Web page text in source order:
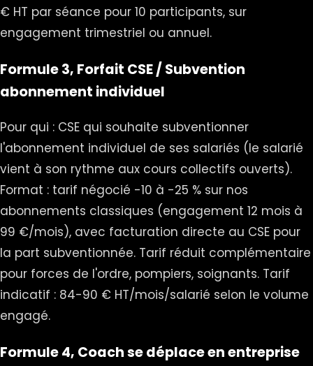
€ HT par séance pour 10 participants, sur
engagement trimestriel ou annuel.
Formule 3, Forfait CSE / Subvention
abonnement individuel
Pour qui : CSE qui souhaite subventionner
l'abonnement individuel de ses salariés (le salarié
vient à son rythme aux cours collectifs ouverts).
Format : tarif négocié -10 à -25 % sur nos
abonnements classiques (engagement 12 mois à
99 €/mois), avec facturation directe au CSE pour
la part subventionnée. Tarif réduit complémentaire
pour forces de l'ordre, pompiers, soignants. Tarif
indicatif : 84-90 € HT/mois/salarié selon le volume
engagé.
Formule 4, Coach se déplace en entreprise